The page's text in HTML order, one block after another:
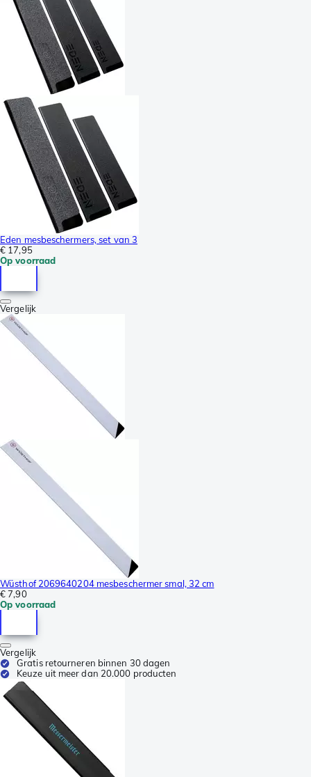
Eden mesbeschermers, set van 3
€ 17,95
Op voorraad
Vergelijk
Wüsthof 2069640204 mesbeschermer smal, 32 cm
€ 7,90
Op voorraad
Vergelijk
Gratis retourneren binnen 30 dagen
Keuze uit meer dan 20.000 producten